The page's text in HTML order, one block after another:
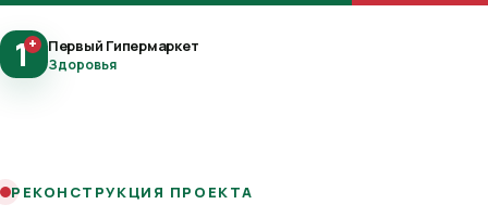
1+ Первый Гипермаркет
Здоровья
РЕКОНСТРУКЦИЯ ПРОЕКТА